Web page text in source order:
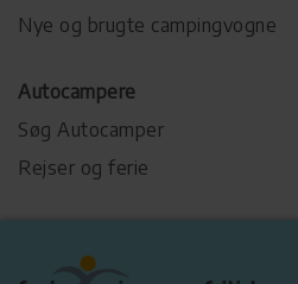
Nye og brugte campingvogne
Autocampere
Søg Autocamper
Rejser og ferie